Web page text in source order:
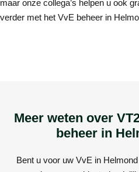
maar onze collega’s helpen u ook
verder met het VvE beheer in
Meer weten over
beheer in
Bent u voor uw VvE in